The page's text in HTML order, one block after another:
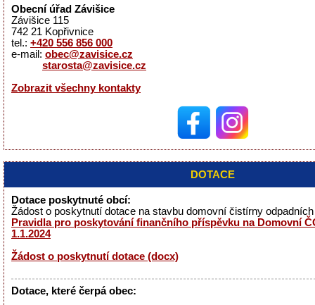
Obecní úřad Závišice
Závišice 115
742 21 Kopřivnice
tel.: +420 556 856 000
e-mail: obec@zavisice.cz
starosta@zavisice.cz
Zobrazit všechny kontakty
DOTACE
Dotace poskytnuté obcí:
Žádost o poskytnutí dotace na stavbu domovní čistírny
Pravidla pro poskytování finančního příspěvku na Domovní
1.1.2024
Žádost o poskytnutí dotace (docx)
Dotace, které čerpá obec: